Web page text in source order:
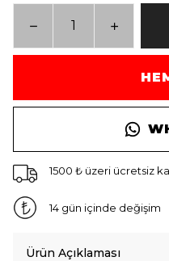
1500 ₺ üzeri ücretsiz
14 gün içinde değişim
Ürün Açıklaması